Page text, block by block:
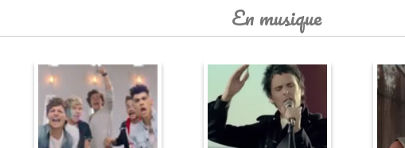
En musique